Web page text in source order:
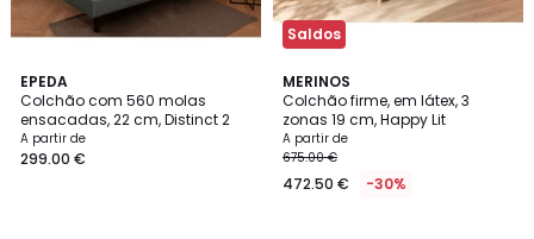
EPEDA
Colchão com 560 molas
ensacadas, 22 cm, Distinct 2
A partir de
299.00 €
5
/
5
Saldos
MERINOS
Colchão firme, em látex, 3
zonas 19 cm, Happy Lit
A partir de
675.00 €
472.50 € -30%
5
/
5